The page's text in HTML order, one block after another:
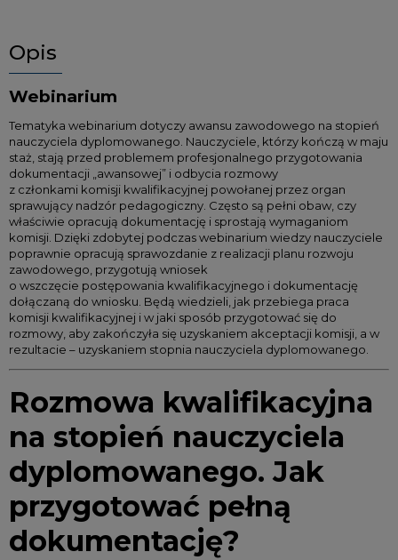
Opis
Webinarium
Tematyka webinarium dotyczy awansu zawodowego na stopień
nauczyciela dyplomowanego. Nauczyciele, którzy kończą w maju
staż, stają przed problemem profesjonalnego przygotowania
dokumentacji „awansowej” i odbycia rozmowy
z członkami komisji kwalifikacyjnej powołanej przez organ
sprawujący nadzór pedagogiczny. Często są pełni obaw, czy
właściwie opracują dokumentację i sprostają wymaganiom
komisji. Dzięki zdobytej podczas webinarium wiedzy nauczyciele
poprawnie opracują sprawozdanie z realizacji planu rozwoju
zawodowego, przygotują wniosek
o wszczęcie postępowania kwalifikacyjnego i dokumentację
dołączaną do wniosku. Będą wiedzieli, jak przebiega praca
komisji kwalifikacyjnej i w jaki sposób przygotować się do
rozmowy, aby zakończyła się uzyskaniem akceptacji komisji, a w
rezultacie – uzyskaniem stopnia nauczyciela dyplomowanego.
Rozmowa kwalifikacyjna
na stopień nauczyciela
dyplomowanego. Jak
przygotować pełną
dokumentację?